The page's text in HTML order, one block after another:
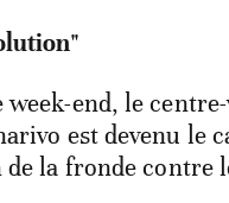
week-end, le
est devenu le
la fronde contre